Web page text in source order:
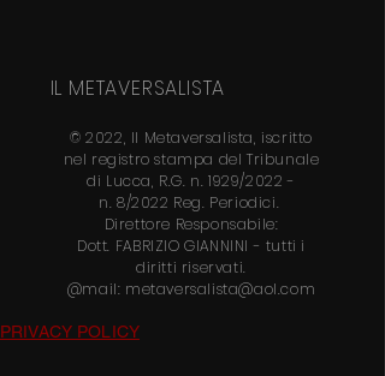
IL METAVERSALISTA
© 2022, Il Metaversalista, iscritto
nel registro stampa del Tribunale
di Lucca, R.G. n. 1929/2022 -
n. 8/2022 Reg. Periodici.
Direttore Responsabile:
Dott. FABRIZIO GIANNINI - tutti i
diritti riservati.
@mail: metaversalista@aol.com
PRIVACY POLICY